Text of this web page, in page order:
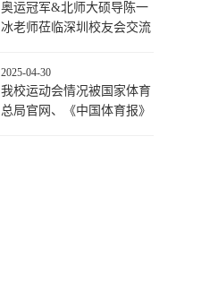
奥运冠军&北师大硕导陈一
冰老师莅临深圳校友会交流
生
2025-04-30
我校运动会情况被国家体育
总局官网、《中国体育报》